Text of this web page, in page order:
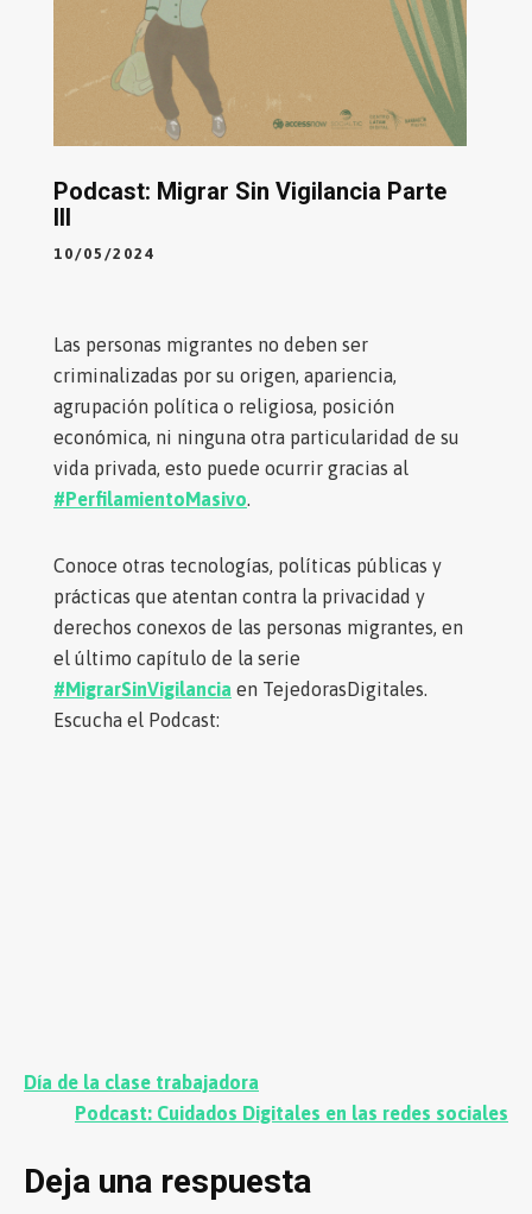
Podcast: Migrar Sin Vigilancia Parte
III
10/05/2024
Las personas migrantes no deben ser
criminalizadas por su origen, apariencia,
agrupación política o religiosa, posición
económica, ni ninguna otra particularidad de su
vida privada, esto puede ocurrir gracias al
#PerfilamientoMasivo.
Conoce otras tecnologías, políticas públicas y
prácticas que atentan contra la privacidad y
derechos conexos de las personas migrantes, en
el último capítulo de la serie
#MigrarSinVigilancia en TejedorasDigitales.
Escucha el Podcast:
Navegación
Día de la clase trabajadora
Podcast: Cuidados Digitales en las redes sociales
Deja una respuesta